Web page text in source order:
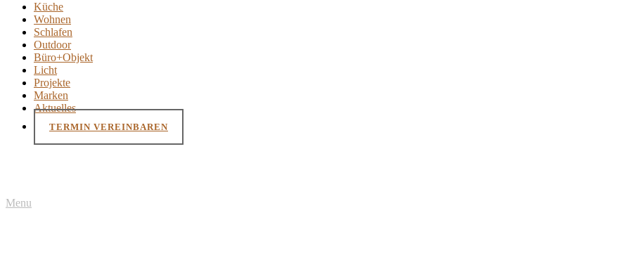
Küche
Wohnen
Schlafen
Outdoor
Büro+Objekt
Licht
Projekte
Marken
Aktuelles
TERMIN VEREINBAREN
Menu